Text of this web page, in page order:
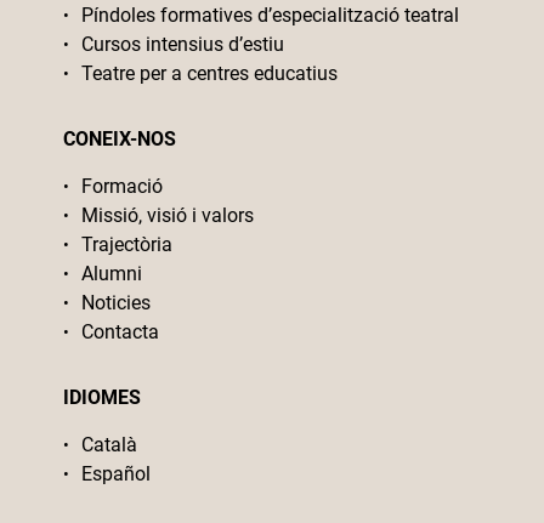
Píndoles formatives d’especialització teatral
Cursos intensius d’estiu
Teatre per a centres educatius
CONEIX-NOS
Formació
Missió, visió i valors
Trajectòria
Alumni
Noticies
Contacta
IDIOMES
Català
Español